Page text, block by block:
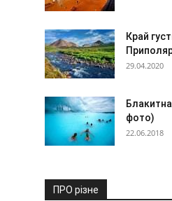
Край
29.04.2020
Блакитна
фото)
22.06.2018
ПРО різне